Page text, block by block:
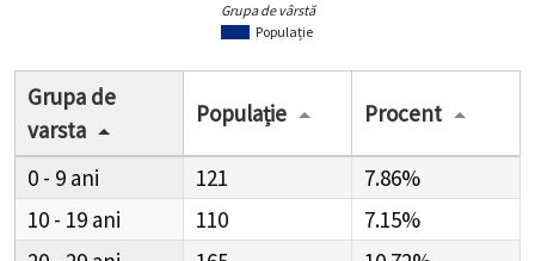
Populație
Grupa de vârstă
Grupa de
varsta
Populație Procent
0 - 9 121
7.86%
10 - 19
110
7.15%